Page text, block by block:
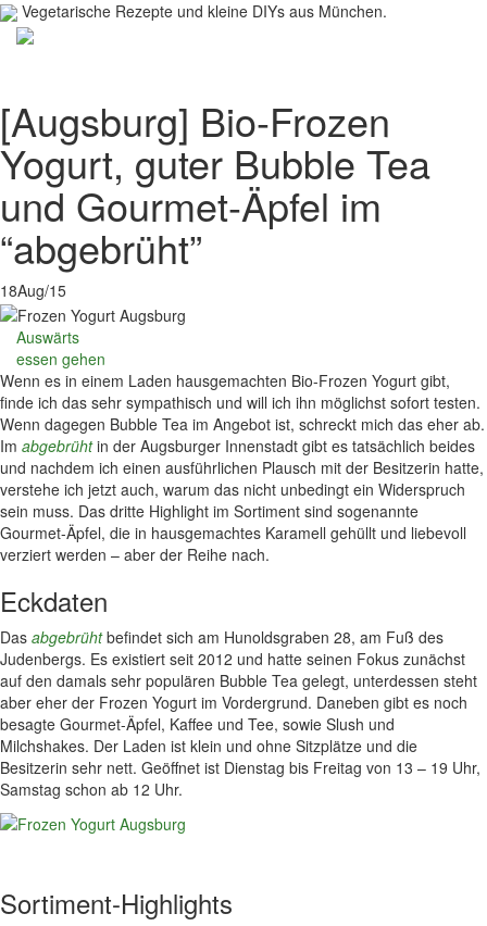
Vegetarische Rezepte und kleine DIYs aus München.
[Augsburg] Bio-Frozen
Yogurt, guter Bubble Tea
und Gourmet-Äpfel im
“abgebrüht”
18Aug/15
Auswärts
essen gehen
Wenn es in einem Laden hausgemachten Bio-Frozen Yogurt gibt,
finde ich das sehr sympathisch und will ich ihn möglichst sofort testen.
Wenn dagegen Bubble Tea im Angebot ist, schreckt mich das eher ab.
Im abgebrühtin der Augsburger Innenstadt gibt es tatsächlich beides
und nachdem ich einen ausführlichen Plausch mit der Besitzerin hatte,
verstehe ich jetzt auch, warum das nicht unbedingt ein Widerspruch
sein muss. Das dritte Highlight im Sortiment sind sogenannte
Gourmet-Äpfel, die in hausgemachtes Karamell gehüllt und liebevoll
verziert werden – aber der Reihe nach.
Eckdaten
Das abgebrühtbefindet sich am Hunoldsgraben 28, am Fuß des
Judenbergs. Es existiert seit 2012 und hatte seinen Fokus zunächst
auf den damals sehr populären Bubble Tea gelegt, unterdessen steht
aber eher der Frozen Yogurt im Vordergrund. Daneben gibt es noch
besagte Gourmet-Äpfel, Kaffee und Tee, sowie Slush und
Milchshakes. Der Laden ist klein und ohne Sitzplätze und die
Besitzerin sehr nett. Geöffnet ist Dienstag bis Freitag von 13 – 19 Uhr,
Samstag schon ab 12 Uhr.
Sortiment-Highlights